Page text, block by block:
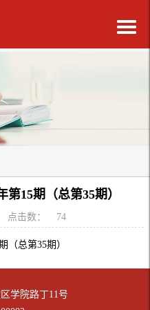
第15期（总第35期）
点击数： 74
（总第35期）
学院路丁11号